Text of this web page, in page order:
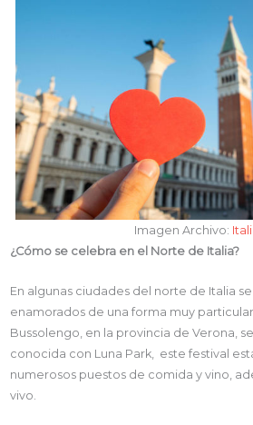
Imagen Archivo:
¿Cómo se celebra en el Norte de Italia?
En algunas ciudades del norte de Italia
enamorados de una forma muy
Bussolengo, en la provincia de Verona,
conocida con Luna Park, este festival
numerosos puestos de comida y vino,
vivo.